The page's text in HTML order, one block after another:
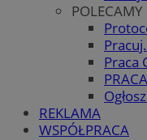
POLECAMY
Praca
PRACA
REKLAMA
WSPÓŁPRACA